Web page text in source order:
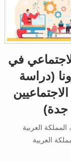
في
(دراسة
جدة)
العربية
العربية